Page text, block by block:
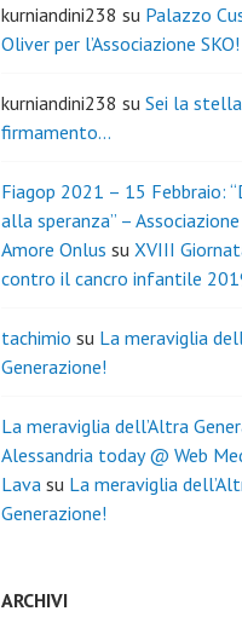
kurniandini238 su Palazzo
Oliver per l’Associazione SKO!
kurniandini238 su Sei la
firmamento…
Fiagop 2021 – 15 Febbraio:
alla speranza” – Associazione
Amore Onlus su XVIII
contro il cancro infantile
tachimio su La meraviglia
Generazione!
La meraviglia dell’Altra
Alessandria today @ Web
Lava su La meraviglia
Generazione!
ARCHIVI